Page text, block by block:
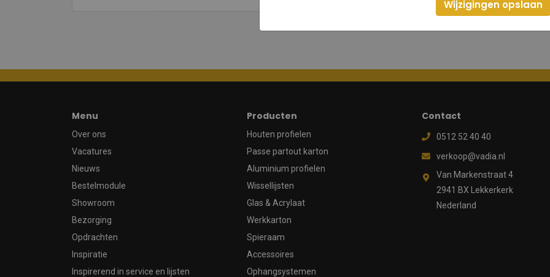
Menu
Over ons
Vacatures
Nieuws
Bestelmodule
Showroom
Bezorging
Opdrachten
Inspiratie
Inspirerend in service en lijsten
Producten
Houten profielen
Passe partout karton
Aluminium profielen
Wissellijsten
Glas & Acrylaat
Werkkarton
Spieraam
Accessoires
Ophangsystemen
Contact
0512 52 40 40
verkoop@vadia.nl
Van Markenstraat 4
2941 BX Lekkerkerk
Nederland
Wijzigingen opslaan